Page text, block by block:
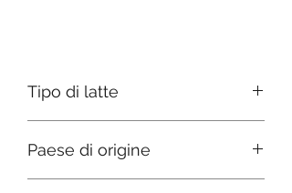
Tipo di latte
Paese di origine